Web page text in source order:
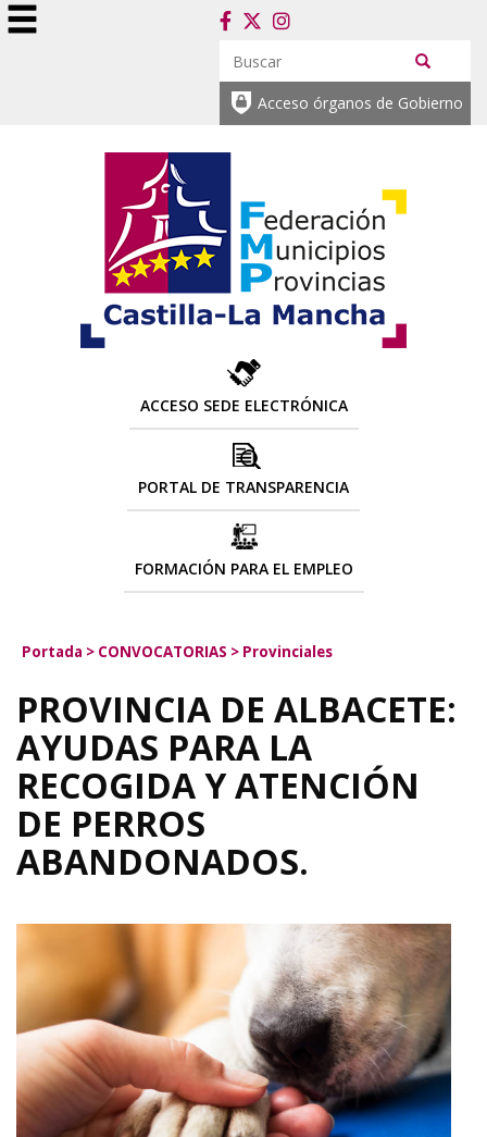
Acceso órganos de Gobierno
ACCESO SEDE ELECTRÓNICA
PORTAL DE TRANSPARENCIA
FORMACIÓN PARA EL EMPLEO
Portada > CONVOCATORIAS > Provinciales
PROVINCIA DE ALBACETE:
AYUDAS PARA LA
RECOGIDA Y ATENCIÓN
DE PERROS
ABANDONADOS.